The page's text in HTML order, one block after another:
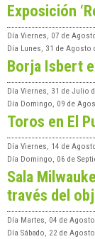
Exposición
Día Viernes, 07 de
Día Lunes, 31 de Agosto
Borja Isbert
Día Viernes, 31 de Julio
Día Domingo, 09 de
Toros en El
Día Viernes, 14 de
Día Domingo, 06 de
Sala
través del
Día Martes, 04 de
Día Sábado, 22 de